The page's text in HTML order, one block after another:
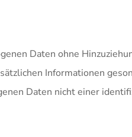
Daten ohne
Informationen
Daten nicht einer